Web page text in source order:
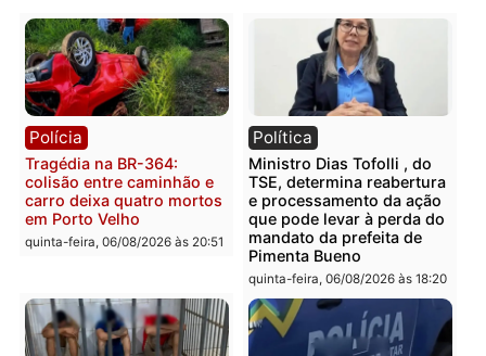
Categorias
Política
Você também vai querer ler...